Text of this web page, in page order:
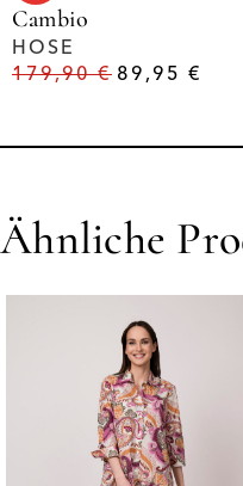
Cambio
HOSE
179,90€ 89,95€
Ähnliche